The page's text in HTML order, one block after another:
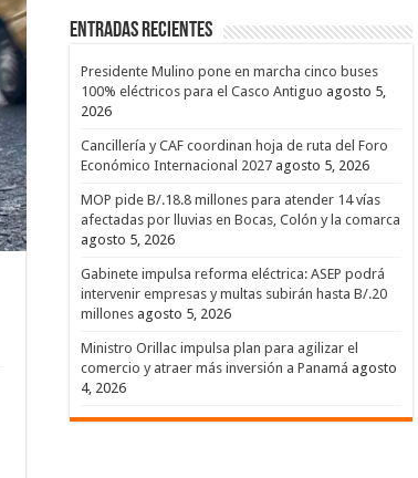
Entradas recientes
Presidente Mulino pone en marcha cinco buses
100% eléctricos para el Casco Antiguo agosto 5,
2026
Cancillería y CAF coordinan hoja de ruta del Foro
Económico Internacional 2027 agosto 5, 2026
MOP pide B/.18.8 millones para atender 14 vías
afectadas por lluvias en Bocas, Colón y la comarca
agosto 5, 2026
Gabinete impulsa reforma eléctrica: ASEP podrá
intervenir empresas y multas subirán hasta B/.20
millones agosto 5, 2026
Ministro Orillac impulsa plan para agilizar el
comercio y atraer más inversión a Panamá agosto
4, 2026